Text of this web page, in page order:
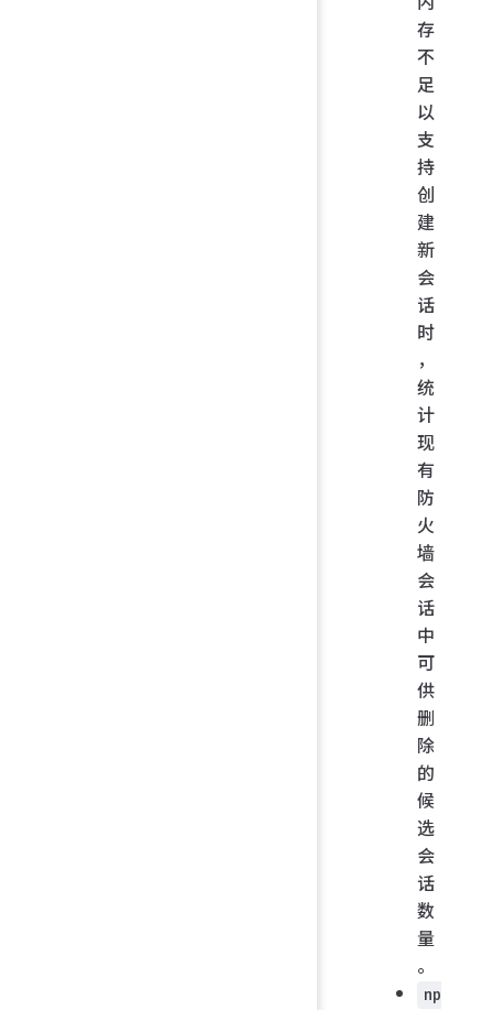
存
不
足
以
支
持
创
建
新
会
话
时
，
统
计
现
有
防
火
墙
会
话
中
可
供
删
除
的
候
选
会
话
数
量
。
np